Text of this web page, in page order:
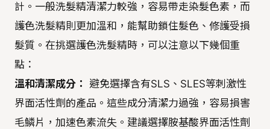
計。一般洗髮精清潔力較強，容易帶走染髮色素，而
護色洗髮精則更加溫和，能幫助鎖住髮色、修護受損
髮質。在挑選護色洗髮精時，可以注意以下幾個重
點：
溫和清潔成分：
避免選擇含有SLS、SLES等刺激性
界面活性劑的產品。這些成分清潔力過強，容易損害
毛鱗片，加速色素流失。建議選擇胺基酸界面活性劑